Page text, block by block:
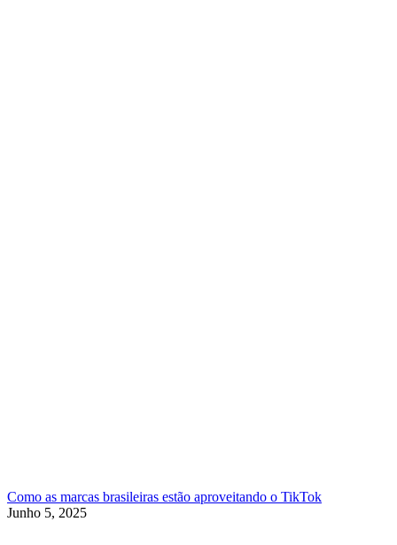
Como as marcas brasileiras estão aproveitando o TikTok
Junho 5, 2025